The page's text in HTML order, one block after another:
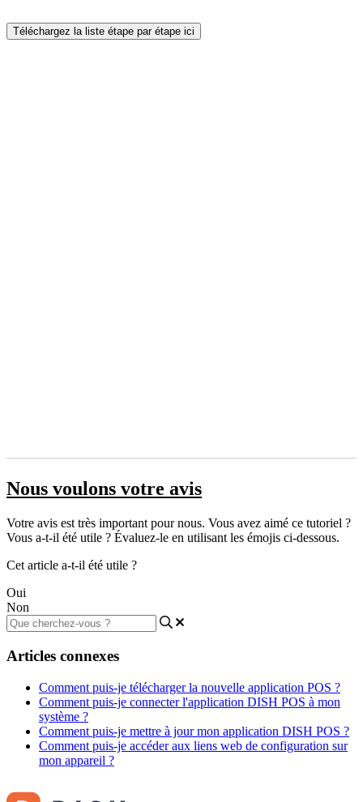
Téléchargez la liste étape par étape ici
Nous voulons votre avis
Votre avis est très important pour nous. Vous avez aimé ce tutoriel ?
Vous a-t-il été utile ? Évaluez-le en utilisant les émojis ci-dessous.
Cet article a-t-il été utile ?
Oui
Non
Articles connexes
Comment puis-je télécharger la nouvelle application POS ?
Comment puis-je connecter l'application DISH POS à mon
système ?
Comment puis-je mettre à jour mon application DISH POS ?
Comment puis-je accéder aux liens web de configuration sur
mon appareil ?